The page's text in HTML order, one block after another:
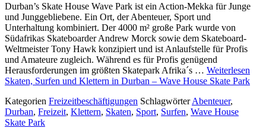
Durban’s Skate House Wave Park ist ein Action-Mekka für Junge
und Junggebliebene. Ein Ort, der Abenteuer, Sport und
Unterhaltung kombiniert. Der 4000 m² große Park wurde von
Südafrikas Skateboarder Andrew Morck sowie dem Skateboard-
Weltmeister Tony Hawk konzipiert und ist Anlaufstelle für Profis
und Amateure zugleich. Während es für Profis genügend
Herausforderungen im größten Skatepark Afrika´s … Weiterlesen
Skaten, Surfen und Klettern in Durban – Wave House Skate Park
Kategorien Freizeitbeschäftigungen SchlagwörterAbenteuer,
Durban, Freizeit, Klettern, Skaten, Sport, Surfen, Wave House
Skate Park